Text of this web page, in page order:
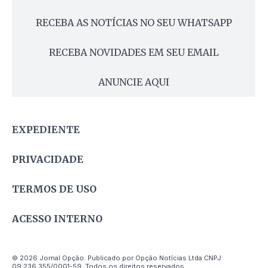
RECEBA AS NOTÍCIAS NO SEU WHATSAPP
RECEBA NOVIDADES EM SEU EMAIL
ANUNCIE AQUI
EXPEDIENTE
PRIVACIDADE
TERMOS DE USO
ACESSO INTERNO
© 2026 Jornal Opção. Publicado por Opção Notícias Ltda CNPJ
09.236.355/0001-59. Todos os direitos reservados.